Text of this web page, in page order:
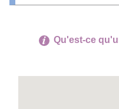
Qu'est-ce